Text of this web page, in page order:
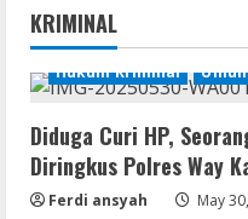
Vpn
Virus]
KRIMINAL
Hukum Kriminal
Diduga Curi HP,
Diringkus Polres Way
Ferdi ansyah May